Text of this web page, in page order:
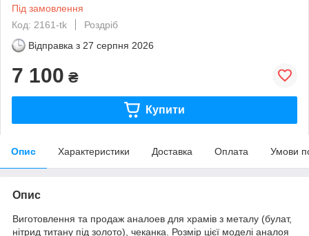
Під замовлення
Код: 2161-tk
Роздріб
Відправка з 27 серпня 2026
7 100 ₴
Купити
Опис Характеристики Доставка Оплата Умови
Опис
Виготовлення та продаж аналоев для храмів з металу (булат,
нітрид титану під золото), чеканка. Розмір цієї моделі аналоя